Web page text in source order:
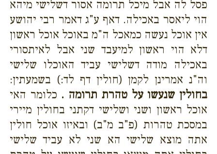
פסל לה אבל מיכל תרומה אסור דשלישי מיהא
הוי ליאסר באכילה. דאף ע"ג דאמר רבי יהושע
אין אוכל נעשה כמאכל ה"מ באוכל אוכל ראשון
דלא הוי ראשון למיעבד שני אבל לאיתסורי
באכילה מודה דשלישי עביד האוכלו שלישי
וה"נ אמרינן לקמן (חולין דף לד:) בשמעתין:
בחולין שנעשו על טהרת תרומה . כלומר האי
אוכל ראשון ושני ושלישי דקתני בחולין מיירי
במסכת טהרות (פ"ב מ"ב) ובאיזו אוכל חולין
אתה מוצא שלישי הא שני לא עביד שלישי